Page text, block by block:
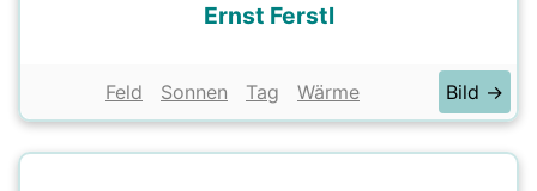
Ernst Ferstl
Feld Sonnen Tag Wärme Bild →